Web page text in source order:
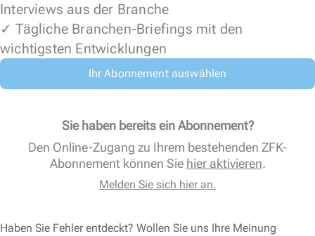
Interviews aus der Branche
✓ Tägliche Branchen-Briefings mit den
wichtigsten Entwicklungen
Ihr Abonnement auswählen
Sie haben bereits ein Abonnement?
Den Online-Zugang zu Ihrem bestehenden ZFK-
Abonnement können Sie hier aktivieren.
Melden Sie sich hier an.
Haben Sie Fehler entdeckt? Wollen Sie uns Ihre Meinung